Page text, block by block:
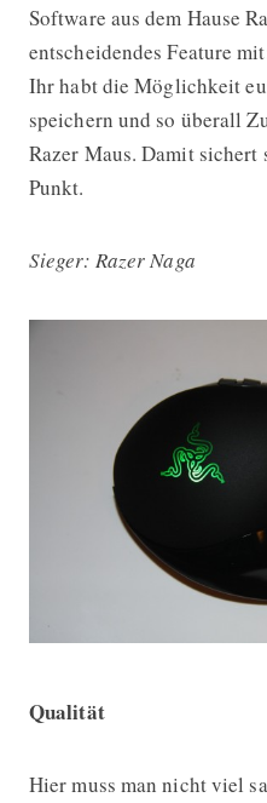
Software aus dem Hause
entscheidendes Feature
Ihr habt die Möglichkeit
speichern und so überall
Razer Maus. Damit sichert
Punkt.
Sieger: Razer Naga
Qualität
Hier muss man nicht viel